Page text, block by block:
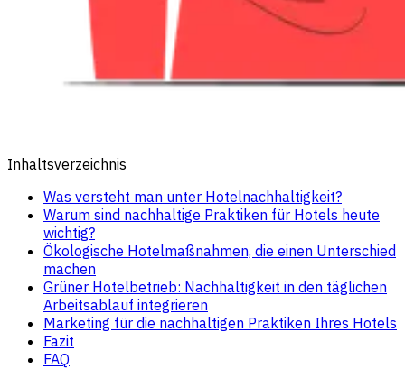
Inhaltsverzeichnis
Was versteht man unter Hotelnachhaltigkeit?
Warum sind nachhaltige Praktiken für Hotels heute
wichtig?
Ökologische Hotelmaßnahmen, die einen Unterschied
machen
Grüner Hotelbetrieb: Nachhaltigkeit in den täglichen
Arbeitsablauf integrieren
Marketing für die nachhaltigen Praktiken Ihres Hotels
Fazit
FAQ